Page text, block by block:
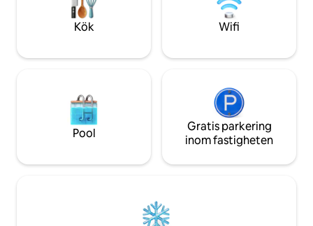
Kök Wifi
Pool
Gratis parkering
inom fastigheten